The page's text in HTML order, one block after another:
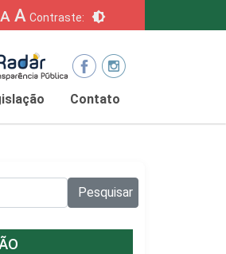
A A Contraste: brightness_6
Contato
Pesquisar